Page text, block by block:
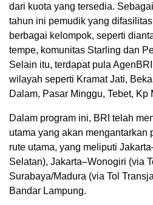
dari kuota yang tersedia.
tahun ini pemudik yang
berbagai kelompok, seperti
tempe, komunitas Starling dan
Selain itu, terdapat pula
wilayah seperti Kramat Jati,
Dalam, Pasar Minggu, Tebet, Kp
Dalam program ini, BRI telah
utama yang akan mengantarkan
rute utama, yang meliputi
Selatan), Jakarta–Wonogiri (via
Surabaya/Madura (via Tol
Bandar Lampung.